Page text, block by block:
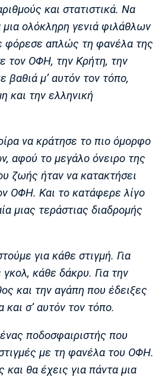
Μπενφίκα
και στατιστικά. Να
μια ολόκληρη γενιά φιλάθλων
απλώς τη φανέλα της
τον ΟΦΗ, την Κρήτη, την
βαθιά μ’ αυτόν τον τόπο,
και την ελληνική
να κράτησε το πιο όμορφο
αφού το μεγάλο όνειρο της
ζωής ήταν να κατακτήσει
ΟΦΗ. Και το κατάφερε λίγο
μιας τεράστιας διαδρομής
για κάθε στιγμή. Για
κάθε δάκρυ. Για την
και την αγάπη που έδειξες
σ’ αυτόν τον τόπο.
ποδοσφαιριστής που
με τη φανέλα του ΟΦΗ.
και θα έχεις για πάντα μια